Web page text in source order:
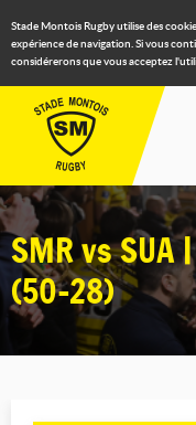
Stade Montois Rugby utilise des
expérience de navigation. Si vous
considérerons que vous acceptez
SMR vs SUA
(50-28)